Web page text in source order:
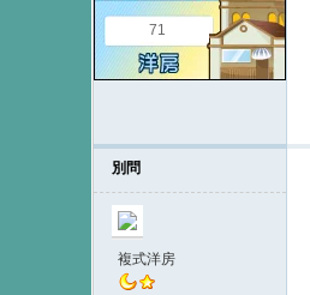
71
別問
複式洋房